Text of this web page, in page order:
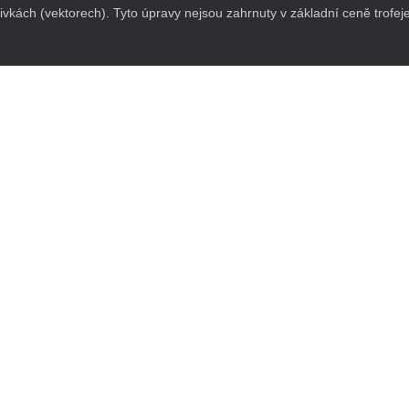
(vektorech). Tyto úpravy nejsou zahrnuty v základní ceně